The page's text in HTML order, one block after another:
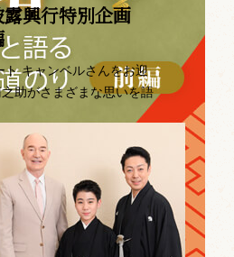
行特別企画 ――
ト キャンベルさんをお迎
助がさまざまな思いを語